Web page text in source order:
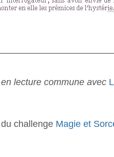
lecture commune avec
challenge Magie et